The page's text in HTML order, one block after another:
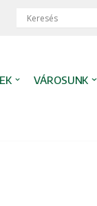
VÁROSUNK